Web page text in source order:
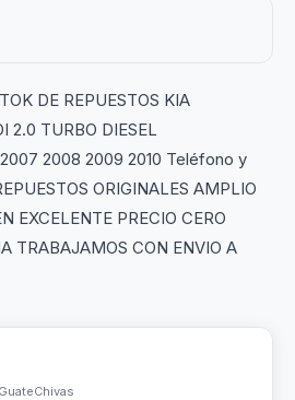
DE REPUESTOS KIA
2.0 TURBO DIESEL
2008 2009 2010 Teléfono y
ORIGINALES AMPLIO
EXCELENTE PRECIO CERO
TRABAJAMOS CON ENVIO A